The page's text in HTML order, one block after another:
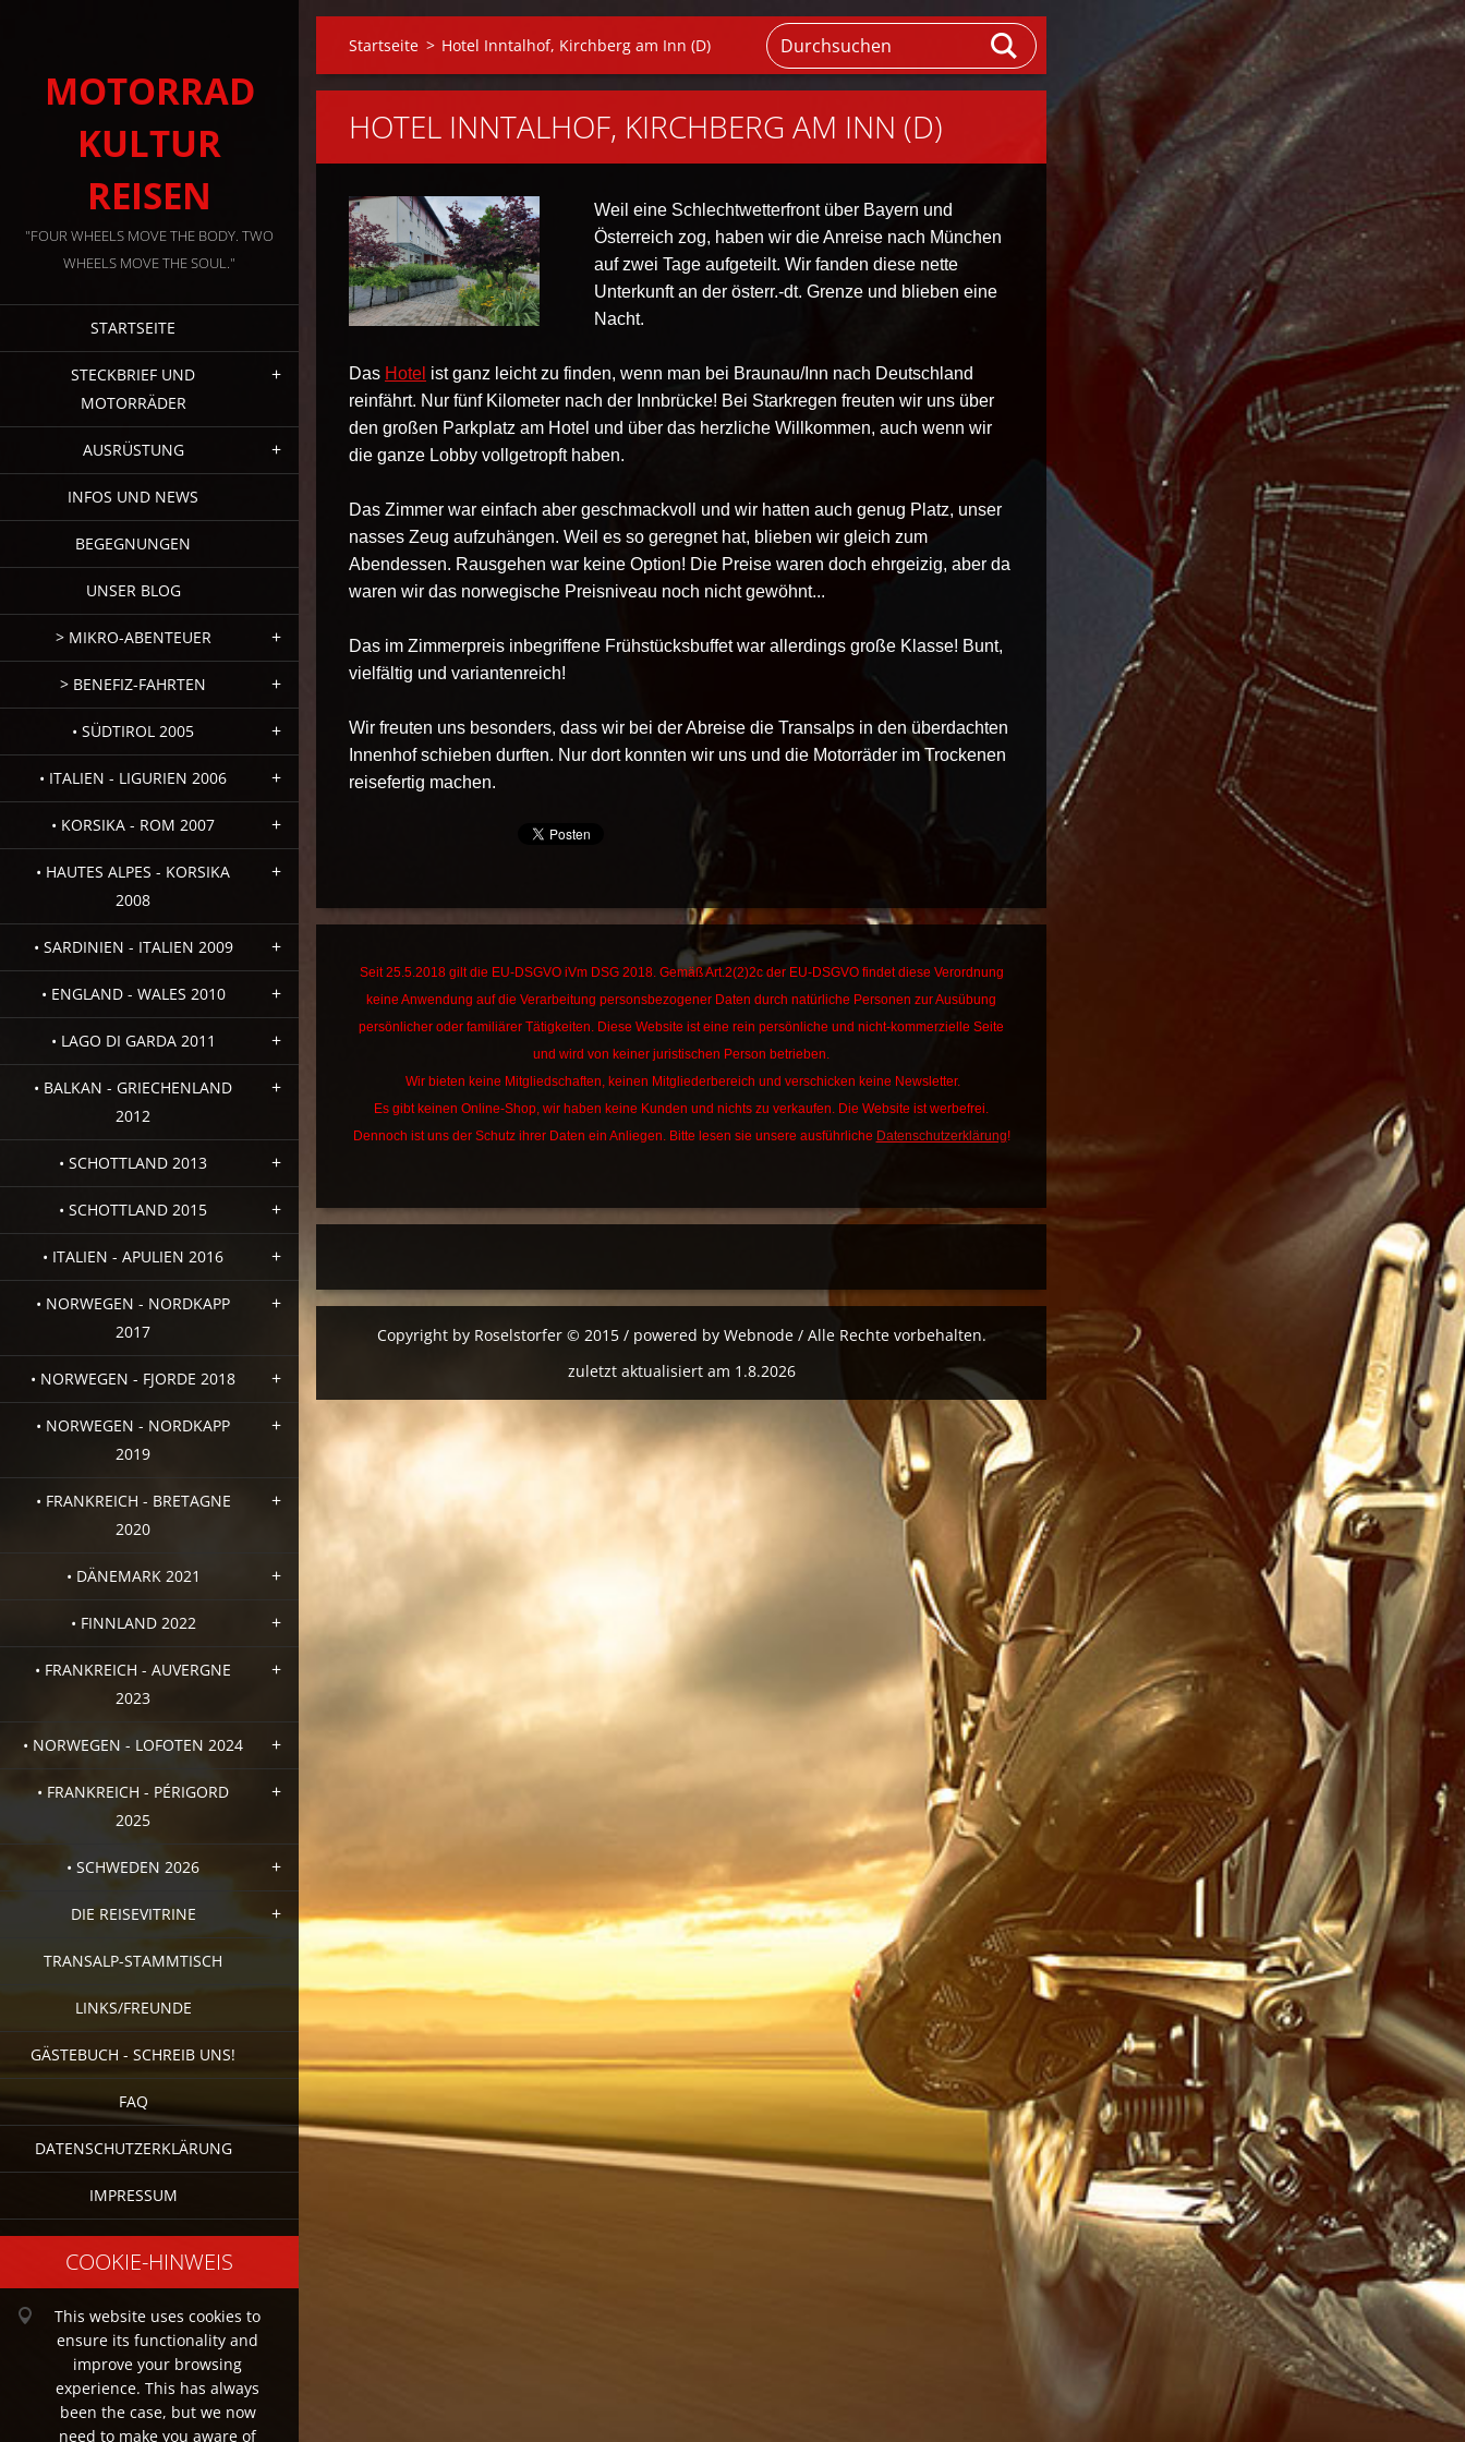
MOTORRAD
KULTUR
REISEN
"FOUR WHEELS MOVE THE BODY. TWO
WHEELS MOVE THE SOUL."
STARTSEITE
STECKBRIEF UND
MOTORRÄDER
AUSRÜSTUNG
INFOS UND NEWS
BEGEGNUNGEN
UNSER BLOG
> MIKRO-ABENTEUER
> BENEFIZ-FAHRTEN
• SÜDTIROL 2005
• ITALIEN - LIGURIEN 2006
• KORSIKA - ROM 2007
• HAUTES ALPES - KORSIKA
2008
• SARDINIEN - ITALIEN 2009
• ENGLAND - WALES 2010
• LAGO DI GARDA 2011
• BALKAN - GRIECHENLAND
2012
• SCHOTTLAND 2013
• SCHOTTLAND 2015
• ITALIEN - APULIEN 2016
• NORWEGEN - NORDKAPP
2017
• NORWEGEN - FJORDE 2018
• NORWEGEN - NORDKAPP
2019
• FRANKREICH - BRETAGNE
2020
• DÄNEMARK 2021
• FINNLAND 2022
• FRANKREICH - AUVERGNE
2023
• NORWEGEN - LOFOTEN 2024
• FRANKREICH - PÉRIGORD
2025
• SCHWEDEN 2026
DIE REISEVITRINE
TRANSALP-STAMMTISCH
LINKS/FREUNDE
GÄSTEBUCH - SCHREIB UNS!
FAQ
DATENSCHUTZERKLÄRUNG
IMPRESSUM
COOKIE-HINWEIS
This website uses cookies to
ensure its functionality and
improve your browsing
experience. This has always
been the case, but we now
need to make you aware of
Startseite > Hotel Inntalhof, Kirchberg am Inn (D)
HOTEL INNTALHOF, KIRCHBERG AM INN (D)
Weil eine Schlechtwetterfront über Bayern und
Österreich zog, haben wir die Anreise nach München
auf zwei Tage aufgeteilt. Wir fanden diese nette
Unterkunft an der österr.-dt. Grenze und blieben eine
Nacht.
Das Hotel ist ganz leicht zu finden, wenn man bei Braunau/Inn nach Deutschland
reinfährt. Nur fünf Kilometer nach der Innbrücke! Bei Starkregen freuten wir uns über
den großen Parkplatz am Hotel und über das herzliche Willkommen, auch wenn wir
die ganze Lobby vollgetropft haben.
Das Zimmer war einfach aber geschmackvoll und wir hatten auch genug Platz, unser
nasses Zeug aufzuhängen. Weil es so geregnet hat, blieben wir gleich zum
Abendessen. Rausgehen war keine Option! Die Preise waren doch ehrgeizig, aber da
waren wir das norwegische Preisniveau noch nicht gewöhnt...
Das im Zimmerpreis inbegriffene Frühstücksbuffet war allerdings große Klasse! Bunt,
vielfältig und variantenreich!
Wir freuten uns besonders, dass wir bei der Abreise die Transalps in den überdachten
Innenhof schieben durften. Nur dort konnten wir uns und die Motorräder im Trockenen
reisefertig machen.
Seit 25.5.2018 gilt die EU-DSGVO iVm DSG 2018. Gemäß Art.2(2)2c der EU-DSGVO findet diese Verordnung
keine Anwendung auf die Verarbeitung personsbezogener Daten durch natürliche Personen zur Ausübung
persönlicher oder familiärer Tätigkeiten. Diese Website ist eine rein persönliche und nicht-kommerzielle Seite
und wird von keiner juristischen Person betrieben.
Wir bieten keine Mitgliedschaften, keinen Mitgliederbereich und verschicken keine Newsletter.
Es gibt keinen Online-Shop, wir haben keine Kunden und nichts zu verkaufen. Die Website ist werbefrei.
Dennoch ist uns der Schutz ihrer Daten ein Anliegen. Bitte lesen sie unsere ausführliche Datenschutzerklärung!
Copyright by Roselstorfer © 2015 / powered by Webnode / Alle Rechte vorbehalten.
zuletzt aktualisiert am 1.8.2026